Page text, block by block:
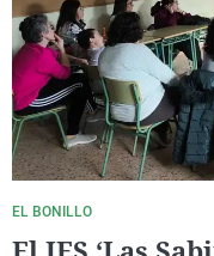
EL BONILLO